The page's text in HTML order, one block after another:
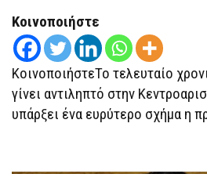
Κοινοποιήστε
ΚοινοποιήστεΤο τελευταίο
γίνει αντιληπτό στην
υπάρξει ένα ευρύτερο σχήμα η